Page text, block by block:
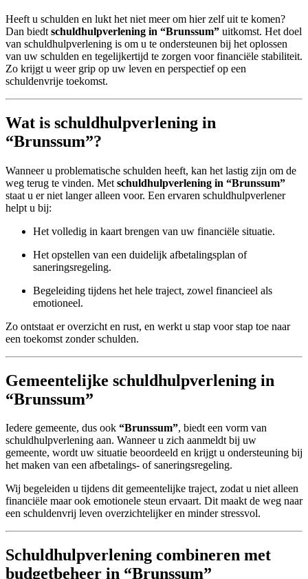
Heeft u schulden en lukt het niet meer om hier zelf uit te komen?
Dan biedt schuldhulpverlening in “Brunssum” uitkomst. Het doel
van schuldhulpverlening is om u te ondersteunen bij het oplossen
van uw schulden en tegelijkertijd te zorgen voor financiële stabiliteit.
Zo krijgt u weer grip op uw leven en perspectief op een
schuldenvrije toekomst.
Wat is schuldhulpverlening in
“Brunssum”?
Wanneer u problematische schulden heeft, kan het lastig zijn om de
weg terug te vinden. Met schuldhulpverlening in “Brunssum”
staat u er niet langer alleen voor. Een ervaren schuldhulpverlener
helpt u bij:
Het volledig in kaart brengen van uw financiële situatie.
Het opstellen van een duidelijk afbetalingsplan of
saneringsregeling.
Begeleiding tijdens het hele traject, zowel financieel als
emotioneel.
Zo ontstaat er overzicht en rust, en werkt u stap voor stap toe naar
een toekomst zonder schulden.
Gemeentelijke schuldhulpverlening in
“Brunssum”
Iedere gemeente, dus ook “Brunssum”, biedt een vorm van
schuldhulpverlening aan. Wanneer u zich aanmeldt bij uw
gemeente, wordt uw situatie beoordeeld en krijgt u ondersteuning bij
het maken van een afbetalings- of saneringsregeling.
Wij begeleiden u tijdens dit gemeentelijke traject, zodat u niet alleen
financiële maar ook emotionele steun ervaart. Dit maakt de weg naar
een schuldenvrij leven overzichtelijker en minder stressvol.
Schuldhulpverlening combineren met
budgetbeheer in “Brunssum”